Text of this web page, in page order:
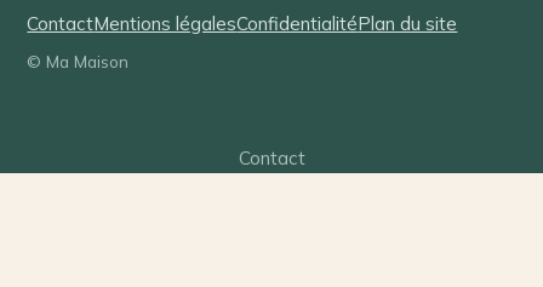
ContactMentions légalesConfidentialitéPlan du site
© Ma Maison
Contact